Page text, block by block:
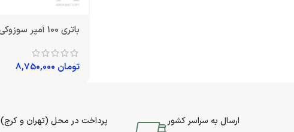
باتری 100 آمپر سوزوکی
تومان
ارسال به سراسر کشور پرداخت در محل (تهران و کرج)